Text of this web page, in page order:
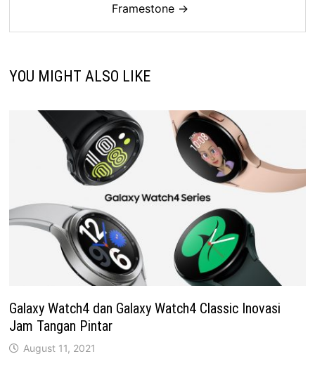
Framestone →
YOU MIGHT ALSO LIKE
Galaxy Watch4 dan Galaxy Watch4 Classic Inovasi
Jam Tangan Pintar
August 11, 2021